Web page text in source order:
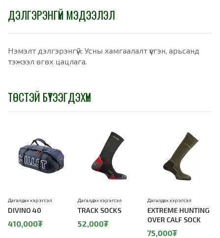
ДЭЛГЭРЭНГҮЙ МЭДЭЭЛЭЛ
Нэмэлт дэлгэрэнгүй: Усны хамгаалалт үүсгэн, арьсанд
тэжээл өгөх цацлага.
ТӨСТЭЙ БҮТЭЭГДЭХҮҮН
DIVINO 40
Дагалдах хэрэгсэл
410,000₮
TRACK SOCKS
Дагалдах хэрэгсэл
52,000₮
EXTREME HUNTING
OVER CALF SOCK
Дагалдах хэрэгсэл
75,000₮